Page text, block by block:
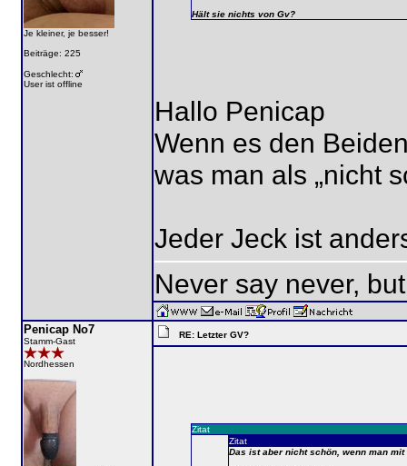
Je kleiner, je besser!
Beiträge: 225
Geschlecht:
User ist offline
Hält sie nichts von Gv?
Hallo Penicap
Wenn es den
was man als „nicht
Jeder Jeck ist
Never say never,
Penicap No7
Stamm-Gast
Nordhessen
RE: Letzter GV?
Zitat
Zitat
Das ist aber nicht schön, wenn man